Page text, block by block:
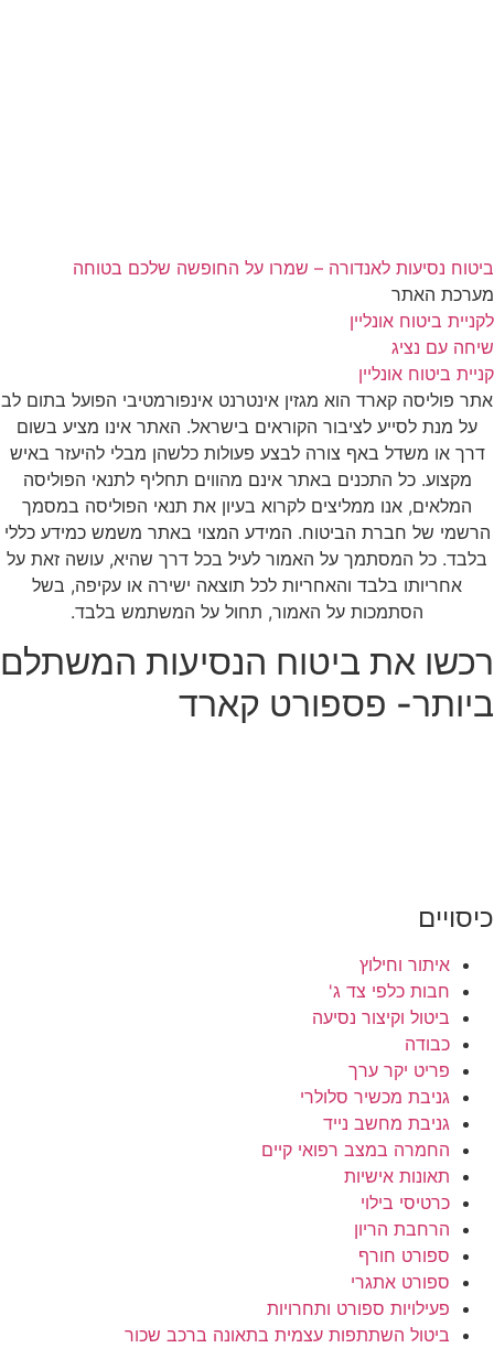
ביטוח נסיעות לאנדורה – שמרו על החופשה שלכם בטוחה
מערכת האתר
לקניית ביטוח אונליין
שיחה עם נציג
קניית ביטוח אונליין
אתר פוליסה קארד הוא מגזין אינטרנט אינפורמטיבי הפועל בתום לב
על מנת לסייע לציבור הקוראים בישראל. האתר אינו מציע בשום
דרך או משדל באף צורה לבצע פעולות כלשהן מבלי להיעזר באיש
מקצוע. כל התכנים באתר אינם מהווים תחליף לתנאי הפוליסה
המלאים, אנו ממליצים לקרוא בעיון את תנאי הפוליסה במסמך
הרשמי של חברת הביטוח. המידע המצוי באתר משמש כמידע כללי
בלבד. כל המסתמך על האמור לעיל בכל דרך שהיא, עושה זאת על
אחריותו בלבד והאחריות לכל תוצאה ישירה או עקיפה, בשל
הסתמכות על האמור, תחול על המשתמש בלבד.
רכשו את ביטוח הנסיעות המשתלם
ביותר- פספורט קארד
כיסויים
איתור וחילוץ
חבות כלפי צד ג'
ביטול וקיצור נסיעה
כבודה
פריט יקר ערך
גניבת מכשיר סלולרי
גניבת מחשב נייד
החמרה במצב רפואי קיים
תאונות אישיות
כרטיסי בילוי
הרחבת הריון
ספורט חורף
ספורט אתגרי
פעילויות ספורט ותחרויות
ביטול השתתפות עצמית בתאונה ברכב שכור